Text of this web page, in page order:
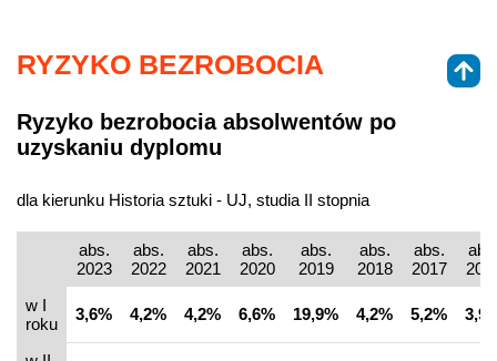
RYZYKO BEZROBOCIA
Ryzyko bezrobocia absolwentów po
uzyskaniu dyplomu
dla kierunku Historia sztuki - UJ, studia II stopnia
abs.
2023
abs.
2022
abs.
2021
abs.
2020
abs.
2019
abs.
2018
abs.
2017
w I
roku
3,6% 4,2% 4,2% 6,6% 19,9% 4,2% 5,2%